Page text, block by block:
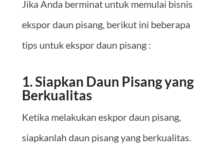
Jika Anda berminat untuk memulai bisnis
ekspor daun pisang, berikut ini beberapa
tips untuk ekspor daun pisang :
1. Siapkan Daun Pisang yang
Berkualitas
Ketika melakukan eskpor daun pisang,
siapkanlah daun pisang yang berkualitas.